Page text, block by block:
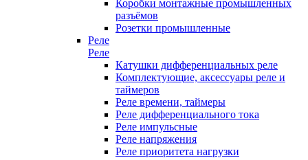
Коробки монтажные промышленных
разъёмов
Розетки промышленные
Реле
Реле
Катушки дифференциальных реле
Комплектующие, аксессуары реле и
таймеров
Реле времени, таймеры
Реле дифференциального тока
Реле импульсные
Реле напряжения
Реле приоритета нагрузки